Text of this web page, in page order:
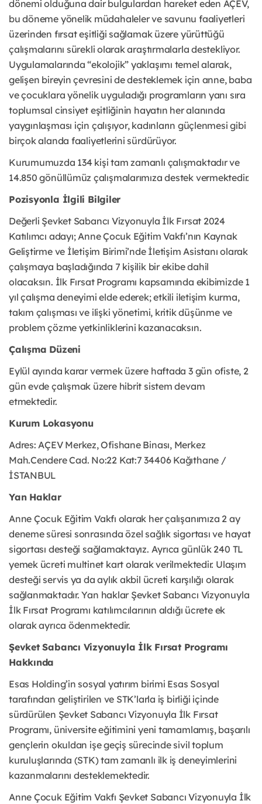
dönemi olduğuna dair bulgulardan hareket eden AÇEV,
bu döneme yönelik müdahaleler ve savunu faaliyetleri
üzerinden fırsat eşitliği sağlamak üzere yürüttüğü
çalışmalarını sürekli olarak araştırmalarla destekliyor.
Uygulamalarında “ekolojik” yaklaşımı temel alarak,
gelişen bireyin çevresini de desteklemek için anne, baba
ve çocuklara yönelik uyguladığı programların yanı sıra
toplumsal cinsiyet eşitliğinin hayatın her alanında
yaygınlaşması için çalışıyor, kadınların güçlenmesi gibi
birçok alanda faaliyetlerini sürdürüyor.
Kurumumuzda 134 kişi tam zamanlı çalışmaktadır ve
14.850 gönüllümüz çalışmalarımıza destek vermektedir.
Pozisyonla İlgili Bilgiler
Değerli Şevket Sabancı Vizyonuyla İlk Fırsat 2024
Katılımcı adayı; Anne Çocuk Eğitim Vakfı’nın Kaynak
Geliştirme ve İletişim Birimi’nde İletişim Asistanı olarak
çalışmaya başladığında 7 kişilik bir ekibe dahil
olacaksın. İlk Fırsat Programı kapsamında ekibimizde 1
yıl çalışma deneyimi elde ederek; etkili iletişim kurma,
takım çalışması ve ilişki yönetimi, kritik düşünme ve
problem çözme yetkinliklerini kazanacaksın.
Çalışma Düzeni
Eylül ayında karar vermek üzere haftada 3 gün ofiste, 2
gün evde çalışmak üzere hibrit sistem devam
etmektedir.
Kurum Lokasyonu
Adres: AÇEV Merkez, Ofishane Binası, Merkez
Mah.Cendere Cad. No:22 Kat:7 34406 Kağıthane /
İSTANBUL
Yan Haklar
Anne Çocuk Eğitim Vakfı olarak her çalışanımıza 2 ay
deneme süresi sonrasında özel sağlık sigortası ve hayat
sigortası desteği sağlamaktayız. Ayrıca günlük 240 TL
yemek ücreti multinet kart olarak verilmektedir. Ulaşım
desteği servis ya da aylık akbil ücreti karşılığı olarak
sağlanmaktadır. Yan haklar Şevket Sabancı Vizyonuyla
İlk Fırsat Programı katılımcılarının aldığı ücrete ek
olarak ayrıca ödenmektedir.
Şevket Sabancı Vizyonuyla İlk Fırsat Programı
Hakkında
Esas Holding’in sosyal yatırım birimi Esas Sosyal
tarafından geliştirilen ve STK’larla iş birliği içinde
sürdürülen Şevket Sabancı Vizyonuyla İlk Fırsat
Programı, üniversite eğitimini yeni tamamlamış, başarılı
gençlerin okuldan işe geçiş sürecinde sivil toplum
kuruluşlarında (STK) tam zamanlı ilk iş deneyimlerini
kazanmalarını desteklemektedir.
Anne Çocuk Eğitim Vakfı Şevket Sabancı Vizyonuyla İlk